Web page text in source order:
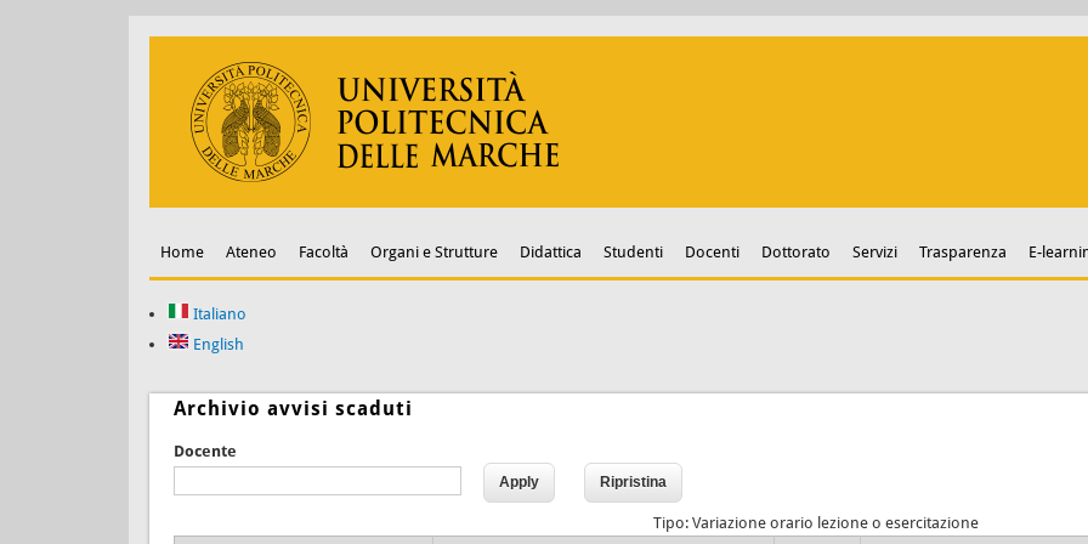
Home Ateneo Facoltà Organi e Strutture Didattica Studenti Docenti Dottorato Servizi Trasparenza E-
Italiano
English
Archivio avvisi scaduti
Docente
Tipo: Variazione orario lezione o esercitazione